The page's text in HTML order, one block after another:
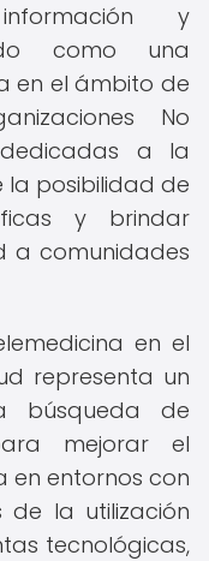
y
como una
en el ámbito de
No
dedicadas a la
la posibilidad de
y brindar
a comunidades
en el
representa un
búsqueda de
mejorar el
en entornos con
de la utilización
tecnológicas,